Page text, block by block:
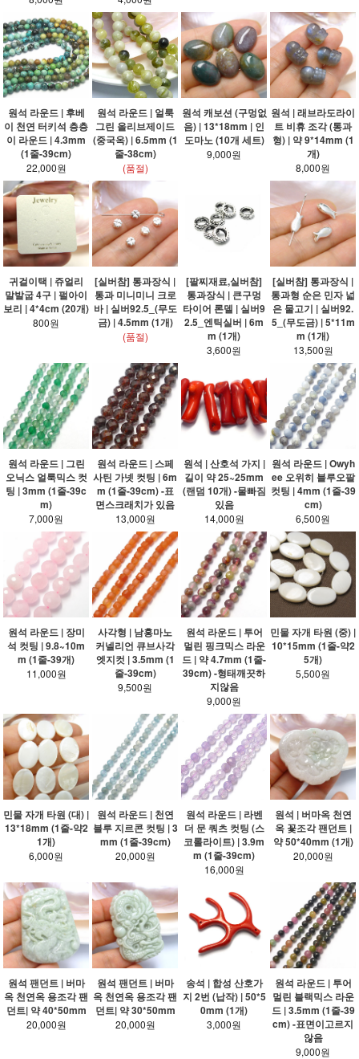
원석 라운드 | 후베
이 천연 터키석 층층
이 라운드 | 4.3mm
(1줄-39cm)
22,000원
원석 라운드 | 얼룩
그린 올리브제이드
(중국옥) | 6.5mm (1
줄-38cm)
(품절)
원석 캐보션 (구멍없
음) | 13*18mm | 인
도마노 (10개 세트)
9,000원
원석 | 래브라도라이
트 비휴 조각 (통과
형) | 약 9*14mm (1
개)
8,000원
귀걸이택 | 쥬얼리
말발굽 4구 | 펄아이
보리 | 4*4cm (20개)
800원
[실버참] 통과장식 |
통과 미니미니 크로
바 | 실버92.5_(무도
금) | 4.5mm (1개)
(품절)
[팔찌재료,실버참]
통과장식 | 큰구멍
타이어 론델 | 실버9
2.5_엔틱실버 | 6m
m (1개)
3,600원
[실버참] 통과장식 |
통과형 순은 민자 넓
은 물고기 | 실버92.
5_(무도금) | 5*11m
m (1개)
13,500원
원석 라운드 | 그린
오닉스 얼룩믹스 컷
팅 | 3mm (1줄-39c
m)
7,000원
원석 라운드 | 스페
사틴 가넷 컷팅 | 6m
m (1줄-39cm) -표
면스크래치가 있음
13,000원
원석 | 산호석 가지 |
길이 약 25~25mm
(랜덤 10개) -물빠짐
있음
14,000원
원석 라운드 | Owyh
ee 오위히 블루오팔
컷팅 | 4mm (1줄-39
cm)
6,500원
원석 라운드 | 장미
석 컷팅 | 9.8~10m
m (1줄-39개)
11,000원
사각형 | 남홍마노
커넬리언 큐브사각
엣지컷 | 3.5mm (1
줄-39cm)
9,500원
원석 라운드 | 투어
멀린 핑크믹스 라운
드 | 약 4.7mm (1줄-
39cm) -형태깨끗하
지않음
9,000원
민물 자개 타원 (중) |
10*15mm (1줄-약2
5개)
5,500원
민물 자개 타원 (대) |
13*18mm (1줄-약2
1개)
6,000원
원석 라운드 | 천연
블루 지르콘 컷팅 | 3
mm (1줄-39cm)
20,000원
원석 라운드 | 라벤
더 문 쿼츠 컷팅 (스
코롤라이트) | 3.9m
m (1줄-39cm)
16,000원
원석 | 버마옥 천연
옥 꽃조각 팬던트 |
약 50*40mm (1개)
20,000원
원석 팬던트 | 버마
옥 천연옥 용조각 팬
던트| 약 40*50mm
20,000원
원석 팬던트 | 버마
옥 천연옥 용조각 팬
던트| 약 30*50mm
20,000원
송석 | 합성 산호가
지 2번 (납작) | 50*5
0mm (1개)
3,000원
원석 라운드 | 투어
멀린 블랙믹스 라운
드 | 3.5mm (1줄-39
cm) -표면이고르지
않음
9,000원